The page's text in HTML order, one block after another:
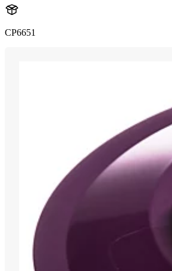
CP6651